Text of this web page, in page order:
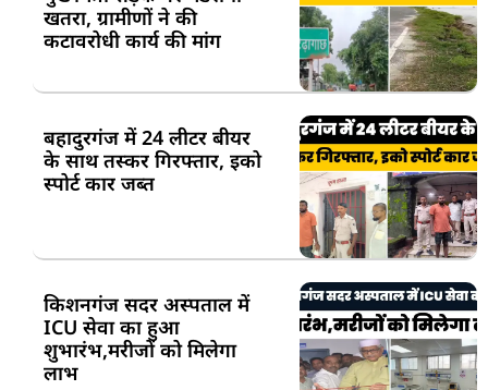
खतरा, ग्रामीणों ने की
कटावरोधी कार्य की मांग
बहादुरगंज में 24 लीटर बीयर
के साथ तस्कर गिरफ्तार, इको
स्पोर्ट कार जब्त
किशनगंज सदर अस्पताल में
ICU सेवा का हुआ
शुभारंभ,मरीजों को मिलेगा
लाभ